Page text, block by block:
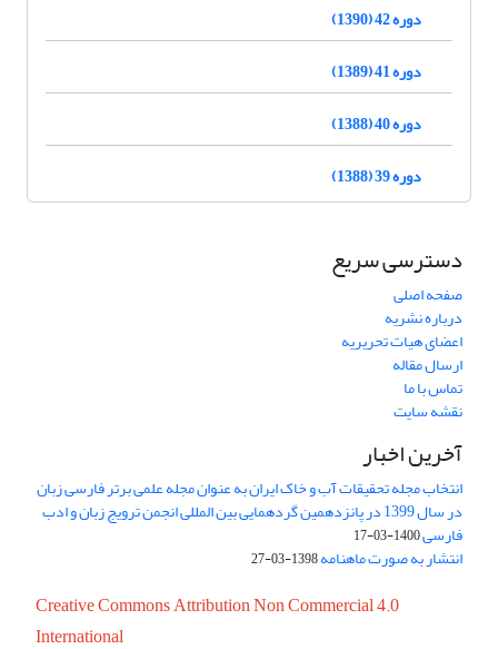
دوره 42 (1390)
دوره 41 (1389)
دوره 40 (1388)
دوره 39 (1388)
دسترسی سریع
صفحه اصلی
درباره نشریه
اعضای هیات تحریریه
ارسال مقاله
تماس با ما
نقشه سایت
آخرین اخبار
انتخاب مجله تحقیقات آب و خاک ایران به عنوان مجله علمی برتر فارسی زبان
در سال 1399 در پانزدهمین گردهمایی بین المللی انجمن ترویج زبان و ادب
فارسی1400-03-17
انتشار به صورت ماهنامه1398-03-27
Creative Commons Attribution Non Commercial 4.0
International